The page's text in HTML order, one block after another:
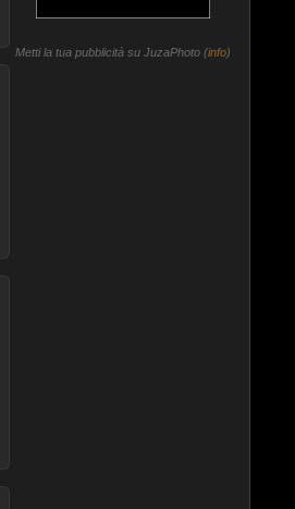
Metti la tua pubblicità su JuzaPhoto (info)